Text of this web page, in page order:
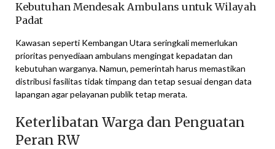
Kebutuhan Mendesak Ambulans untuk Wilayah
Padat
Kawasan seperti Kembangan Utara seringkali memerlukan
prioritas penyediaan ambulans mengingat kepadatan dan
kebutuhan warganya. Namun, pemerintah harus memastikan
distribusi fasilitas tidak timpang dan tetap sesuai dengan data
lapangan agar pelayanan publik tetap merata.
Keterlibatan Warga dan Penguatan
Peran RW